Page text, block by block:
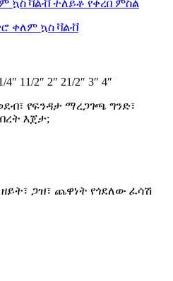
11/2″ 2″ 21/2″ 3″ 4″
የፍንዳታ ማረጋገጫ ግንድ፣
እጀታ;
ጋዝ፣ ጨዋነት የጎደለው ፈሳሽ